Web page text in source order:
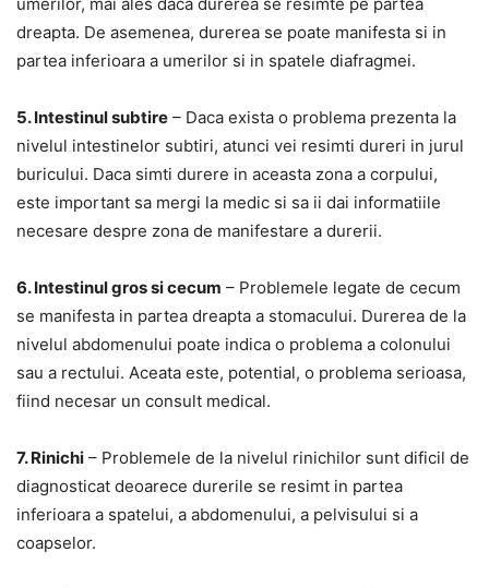
umerilor, mai ales daca durerea se resimte pe partea
dreapta. De asemenea, durerea se poate manifesta si in
partea inferioara a umerilor si in spatele diafragmei.
5. Intestinul subtire – Daca exista o problema prezenta la
nivelul intestinelor subtiri, atunci vei resimti dureri in jurul
buricului. Daca simti durere in aceasta zona a corpului,
este important sa mergi la medic si sa ii dai informatiile
necesare despre zona de manifestare a durerii.
6. Intestinul gros si cecum – Problemele legate de cecum
se manifesta in partea dreapta a stomacului. Durerea de la
nivelul abdomenului poate indica o problema a colonului
sau a rectului. Aceata este, potential, o problema serioasa,
fiind necesar un consult medical.
7. Rinichi – Problemele de la nivelul rinichilor sunt dificil de
diagnosticat deoarece durerile se resimt in partea
inferioara a spatelui, a abdomenului, a pelvisului si a
coapselor.